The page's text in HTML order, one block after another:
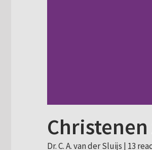
Dr. C. A. van der Sluijs | 13